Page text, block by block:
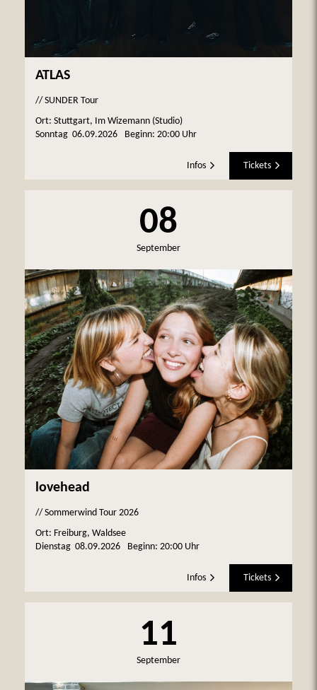
ATLAS
// SUNDER Tour
Ort: Stuttgart, Im Wizemann (Studio)
Sonntag 06.09.2026 Beginn: 20:00 Uhr
Infos Tickets
08
September
lovehead
// Sommerwind Tour 2026
Ort: Freiburg, Waldsee
Dienstag 08.09.2026 Beginn: 20:00 Uhr
Infos Tickets
11
September